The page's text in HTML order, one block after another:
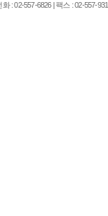
: 02-557-6826 | 팩스 : 02-557-